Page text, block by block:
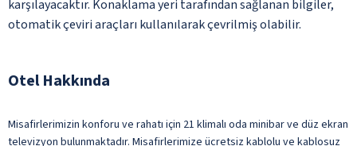
karşılayacaktır. Konaklama yeri tarafından sağlanan bilgiler,
otomatik çeviri araçları kullanılarak çevrilmiş olabilir.
Otel Hakkında
Misafirlerimizin konforu ve rahatı için 21 klimalı oda minibar ve düz ekran
televizyon bulunmaktadır. Misafirlerimize ücretsiz kablolu ve kablosuz